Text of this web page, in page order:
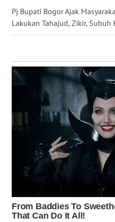
Pj Bupati Bogor Ajak
Lakukan Tahajud, Zikir, Subuh
WN DELI
TEBING
PAKPAK
WN
KARAWANG
WN
WN